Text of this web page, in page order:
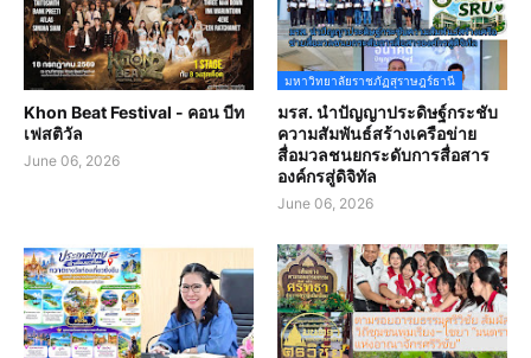
Khon Beat Festival - คอน บีท
เฟสติวัล
June 06, 2026
มหาวิทยาลัยราชภัฏสุราษฎร์ธานี
มรส. นำปัญญาประดิษฐ์กระชับ
ความสัมพันธ์สร้างเครือข่าย
สื่อมวลชนยกระดับการสื่อสาร
องค์กรสู่ดิจิทัล
June 06, 2026